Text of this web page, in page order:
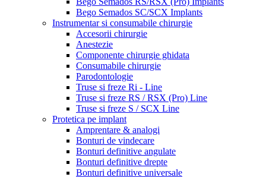
Bego Semados SC/SCX Implants
Instrumentar si consumabile chirurgie
Accesorii chirurgie
Anestezie
Componente chirurgie ghidata
Consumabile chirurgie
Parodontologie
Truse si freze Ri - Line
Truse si freze RS / RSX (Pro) Line
Truse si freze S / SCX Line
Protetica pe implant
Amprentare & analogi
Bonturi de vindecare
Bonturi definitive angulate
Bonturi definitive drepte
Bonturi definitive universale